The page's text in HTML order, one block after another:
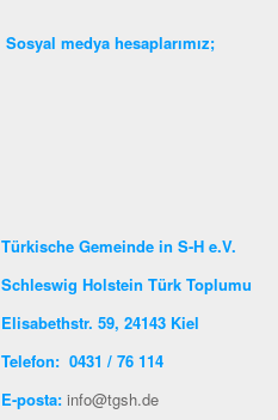
Sosyal medya hesaplarımız;
Türkische Gemeinde in S-H e.V.
Schleswig Holstein Türk Toplumu
Elisabethstr. 59, 24143 Kiel
Telefon: 0431 / 76 114
E-posta: info@tgsh.de